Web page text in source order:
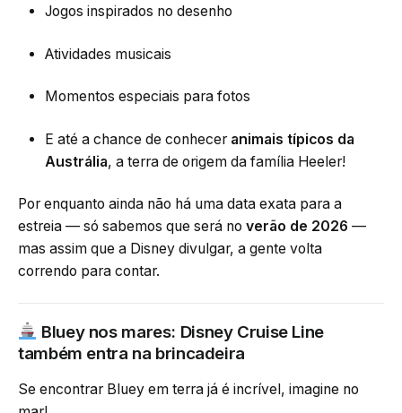
Jogos inspirados no desenho
Atividades musicais
Momentos especiais para fotos
E até a chance de conhecer animais típicos da
Austrália, a terra de origem da família Heeler!
Por enquanto ainda não há uma data exata para a
estreia — só sabemos que será no verão de 2026 —
mas assim que a Disney divulgar, a gente volta
correndo para contar.
Bluey nos mares: Disney Cruise Line
também entra na brincadeira
Se encontrar Bluey em terra já é incrível, imagine no